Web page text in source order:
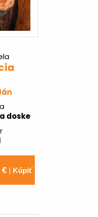
doske
€ | Kúpiť